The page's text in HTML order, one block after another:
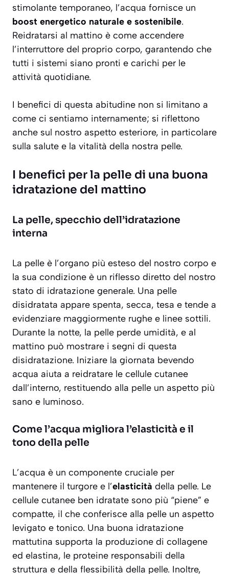
stimolante temporaneo, l’acqua fornisce un
boost energetico naturale e sostenibile.
Reidratarsi al mattino è come accendere
l’interruttore del proprio corpo, garantendo che
tutti i sistemi siano pronti e carichi per le
attività quotidiane.
I benefici di questa abitudine non si limitano a
come ci sentiamo internamente; si riflettono
anche sul nostro aspetto esteriore, in particolare
sulla salute e la vitalità della nostra pelle.
I benefici per la pelle di una buona
idratazione del mattino
La pelle, specchio dell’idratazione
interna
La pelle è l’organo più esteso del nostro corpo e
la sua condizione è un riflesso diretto del nostro
stato di idratazione generale. Una pelle
disidratata appare spenta, secca, tesa e tende a
evidenziare maggiormente rughe e linee sottili.
Durante la notte, la pelle perde umidità, e al
mattino può mostrare i segni di questa
disidratazione. Iniziare la giornata bevendo
acqua aiuta a reidratare le cellule cutanee
dall’interno, restituendo alla pelle un aspetto più
sano e luminoso.
Come l’acqua migliora l’elasticità e il
tono della pelle
L’acqua è un componente cruciale per
mantenere il turgore e l’elasticità della pelle. Le
cellule cutanee ben idratate sono più “piene” e
compatte, il che conferisce alla pelle un aspetto
levigato e tonico. Una buona idratazione
mattutina supporta la produzione di collagene
ed elastina, le proteine responsabili della
struttura e della flessibilità della pelle. Inoltre,